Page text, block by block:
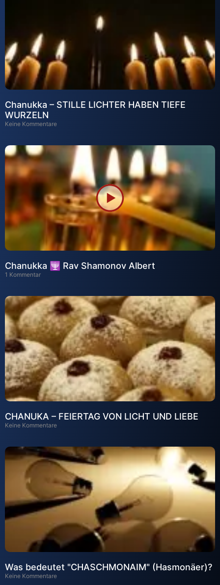
Chanukka – STILLE LICHTER HABEN TIEFE
WURZELN
Keine Kommentare
Chanukka 🕎 Rav Shamonov Albert
1 Kommentar
CHANUKA – FEIERTAG VON LICHT UND LIEBE
Keine Kommentare
Was bedeutet "CHASCHMONAIM" (Hasmonäer)?
Keine Kommentare